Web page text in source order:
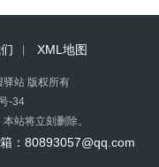
XML地图
站 版权所有
-34
站将立刻删除。
：80893057@qq.com